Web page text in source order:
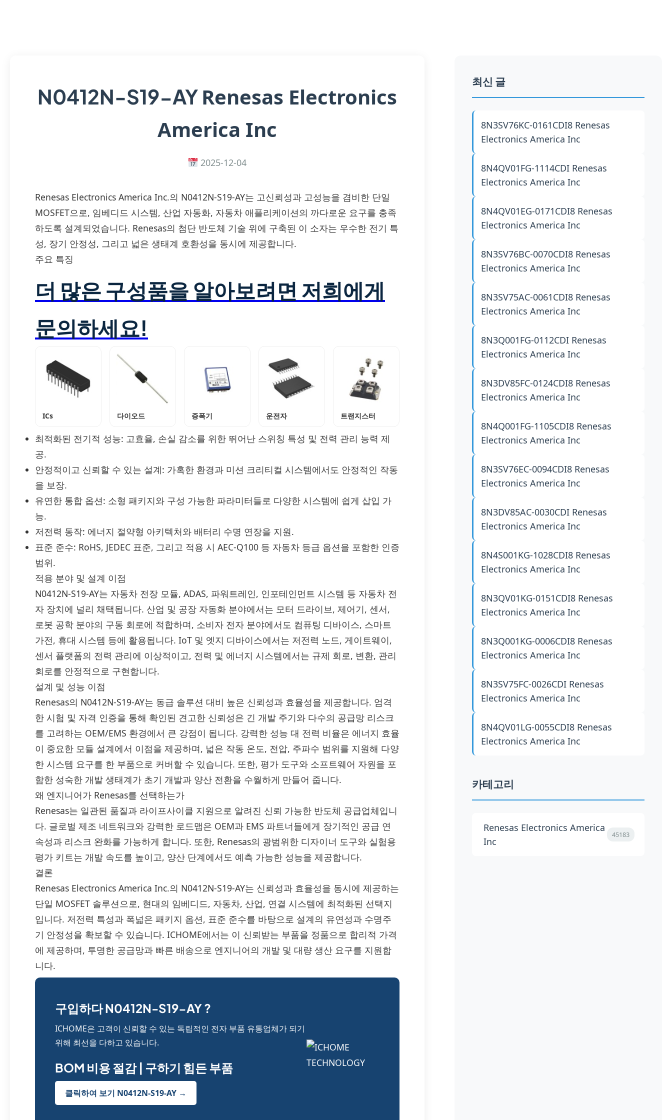
N0412N-S19-AYRenesas Electronics
America Inc
2025-12-04
Renesas Electronics America Inc.의 N0412N-S19-AY는 고신뢰성과 고성능을 겸비한 단일
MOSFET으로, 임베디드 시스템, 산업 자동화, 자동차 애플리케이션의 까다로운 요구를 충족
하도록 설계되었습니다. Renesas의 첨단 반도체 기술 위에 구축된 이 소자는 우수한 전기 특
성, 장기 안정성, 그리고 넓은 생태계 호환성을 동시에 제공합니다.
주요 특징
더 많은 구성품을 알아보려면 저희에게
문의하세요!
ICs 다이오드 증폭기 운전자 트랜지스터
최적화된 전기적 성능: 고효율, 손실 감소를 위한 뛰어난 스위칭 특성 및 전력 관리 능력 제
공.
안정적이고 신뢰할 수 있는 설계: 가혹한 환경과 미션 크리티컬 시스템에서도 안정적인 작동
을 보장.
유연한 통합 옵션: 소형 패키지와 구성 가능한 파라미터들로 다양한 시스템에 쉽게 삽입 가
능.
저전력 동작: 에너지 절약형 아키텍처와 배터리 수명 연장을 지원.
표준 준수: RoHS, JEDEC 표준, 그리고 적용 시 AEC-Q100 등 자동차 등급 옵션을 포함한 인증
범위.
적용 분야 및 설계 이점
N0412N-S19-AY는 자동차 전장 모듈, ADAS, 파워트레인, 인포테인먼트 시스템 등 자동차 전
자 장치에 널리 채택됩니다. 산업 및 공장 자동화 분야에서는 모터 드라이브, 제어기, 센서,
로봇 공학 분야의 구동 회로에 적합하며, 소비자 전자 분야에서도 컴퓨팅 디바이스, 스마트
가전, 휴대 시스템 등에 활용됩니다. IoT 및 엣지 디바이스에서는 저전력 노드, 게이트웨이,
센서 플랫폼의 전력 관리에 이상적이고, 전력 및 에너지 시스템에서는 규제 회로, 변환, 관리
회로를 안정적으로 구현합니다.
설계 및 성능 이점
Renesas의 N0412N-S19-AY는 동급 솔루션 대비 높은 신뢰성과 효율성을 제공합니다. 엄격
한 시험 및 자격 인증을 통해 확인된 견고한 신뢰성은 긴 개발 주기와 다수의 공급망 리스크
를 고려하는 OEM/EMS 환경에서 큰 강점이 됩니다. 강력한 성능 대 전력 비율은 에너지 효율
이 중요한 모듈 설계에서 이점을 제공하며, 넓은 작동 온도, 전압, 주파수 범위를 지원해 다양
한 시스템 요구를 한 부품으로 커버할 수 있습니다. 또한, 평가 도구와 소프트웨어 자원을 포
함한 성숙한 개발 생태계가 초기 개발과 양산 전환을 수월하게 만들어 줍니다.
왜 엔지니어가 Renesas를 선택하는가
Renesas는 일관된 품질과 라이프사이클 지원으로 알려진 신뢰 가능한 반도체 공급업체입니
다. 글로벌 제조 네트워크와 강력한 로드맵은 OEM과 EMS 파트너들에게 장기적인 공급 연
속성과 리스크 완화를 가능하게 합니다. 또한, Renesas의 광범위한 디자이너 도구와 실험용
평가 키트는 개발 속도를 높이고, 양산 단계에서도 예측 가능한 성능을 제공합니다.
결론
Renesas Electronics America Inc.의 N0412N-S19-AY는 신뢰성과 효율성을 동시에 제공하는
단일 MOSFET 솔루션으로, 현대의 임베디드, 자동차, 산업, 연결 시스템에 최적화된 선택지
입니다. 저전력 특성과 폭넓은 패키지 옵션, 표준 준수를 바탕으로 설계의 유연성과 수명주
기 안정성을 확보할 수 있습니다. ICHOME에서는 이 신뢰받는 부품을 정품으로 합리적 가격
에 제공하며, 투명한 공급망과 빠른 배송으로 엔지니어의 개발 및 대량 생산 요구를 지원합
니다.
구입하다 N0412N-S19-AY ?
ICHOME은 고객이 신뢰할 수 있는 독립적인 전자 부품 유통업체가 되기
위해 최선을 다하고 있습니다.
BOM 비용 절감 | 구하기 힘든 부품
클릭하여 보기 N0412N-S19-AY →
최신 글
8N3SV76KC-0161CDI8 Renesas
Electronics America Inc
8N4QV01FG-1114CDI Renesas
Electronics America Inc
8N4QV01EG-0171CDI8 Renesas
Electronics America Inc
8N3SV76BC-0070CDI8 Renesas
Electronics America Inc
8N3SV75AC-0061CDI8 Renesas
Electronics America Inc
8N3Q001FG-0112CDI Renesas
Electronics America Inc
8N3DV85FC-0124CDI8 Renesas
Electronics America Inc
8N4Q001FG-1105CDI8 Renesas
Electronics America Inc
8N3SV76EC-0094CDI8 Renesas
Electronics America Inc
8N3DV85AC-0030CDI Renesas
Electronics America Inc
8N4S001KG-1028CDI8 Renesas
Electronics America Inc
8N3QV01KG-0151CDI8 Renesas
Electronics America Inc
8N3Q001KG-0006CDI8 Renesas
Electronics America Inc
8N3SV75FC-0026CDI Renesas
Electronics America Inc
8N4QV01LG-0055CDI8 Renesas
Electronics America Inc
카테고리
Renesas Electronics America
Inc
45183